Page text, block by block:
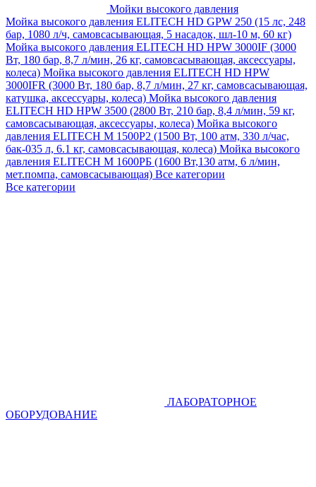
Мойки высокого давления
Мойка высокого давления ELITECH HD GPW 250 (15 лс, 248
бар, 1080 л/ч, самовсасывающая, 5 насадок, шл-10 м, 60 кг)
Мойка высокого давления ELITECH HD HPW 3000IF (3000
Вт, 180 бар, 8,7 л/мин, 26 кг, самовсасывающая, аксессуары,
колеса) Мойка высокого давления ELITECH HD HPW
3000IFR (3000 Вт, 180 бар, 8,7 л/мин, 27 кг, самовсасывающая,
катушка, аксессуары, колеса) Мойка высокого давления
ELITECH HD HPW 3500 (2800 Вт, 210 бар, 8,4 л/мин, 59 кг,
самовсасывающая, аксессуары, колеса) Мойка высокого
давления ELITECH M 1500P2 (1500 Вт, 100 атм, 330 л/час,
бак-035 л, 6.1 кг, самовсасывающая, колеса) Мойка высокого
давления ELITECH М 1600РБ (1600 Вт,130 атм, 6 л/мин,
мет.помпа, самовсасывающая) Все категории
Все категории
ЛАБОРАТОРНОЕ
ОБОРУДОВАНИЕ